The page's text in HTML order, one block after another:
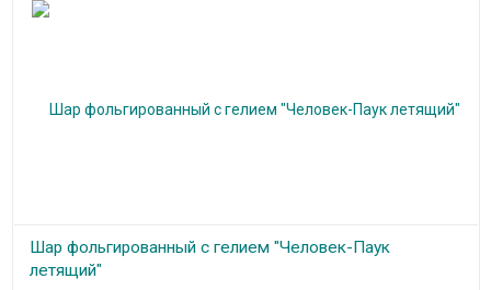
Шар фольгированный с гелием "Человек-Паук
летящий"